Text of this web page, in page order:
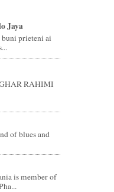
Jaya
prieteni ai
RAHIMI
of blues and
is member of